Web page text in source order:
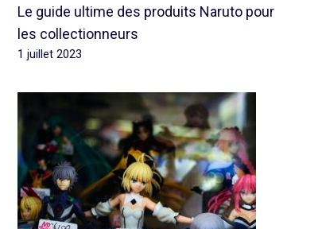
Le guide ultime des produits Naruto pour
les collectionneurs
1 juillet 2023